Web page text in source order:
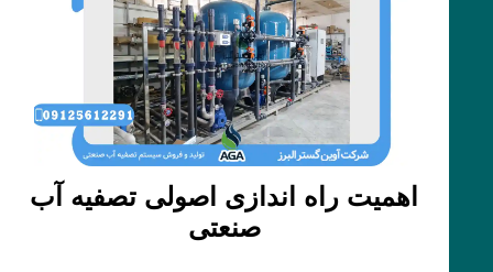
اهمیت راه اندازی اصولی تصفیه آب
صنعتی